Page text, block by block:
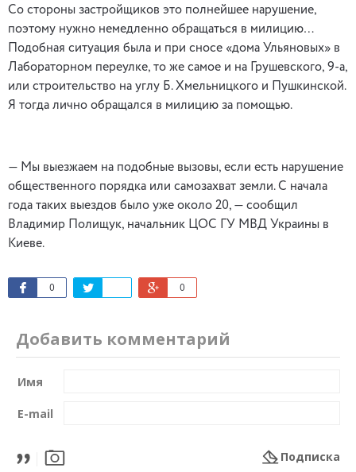
Со стороны застройщиков это полнейшее нарушение,
поэтому нужно немедленно обращаться в милицию…
Подобная ситуация была и при сносе «дома Ульяновых» в
Лабораторном переулке, то же самое и на Грушевского, 9-а,
или строительство на углу Б. Хмельницкого и Пушкинской.
Я тогда лично обращался в милицию за помощью.
— Мы выезжаем на подобные вызовы, если есть нарушение
общественного порядка или самозахват земли. С начала
года таких выездов было уже около 20, — сообщил
Владимир Полищук, начальник ЦОС ГУ МВД Украины в
Киеве.
0 0
Добавить комментарий
Имя
E-mail
Подписка